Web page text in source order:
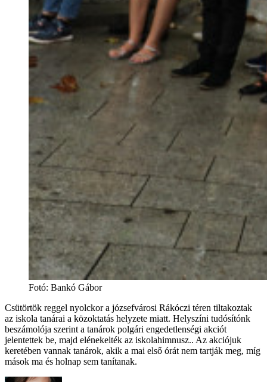
Fotó: Bankó Gábor
Csütörtök reggel nyolckor a józsefvárosi Rákóczi téren tiltakoztak
az iskola tanárai a közoktatás helyzete miatt. Helyszíni tudósítónk
beszámolója szerint a tanárok polgári engedetlenségi akciót
jelentettek be, majd elénekelték az iskolahimnusz.. Az akciójuk
keretében vannak tanárok, akik a mai első órát nem tartják meg, míg
mások ma és holnap sem tanítanak.